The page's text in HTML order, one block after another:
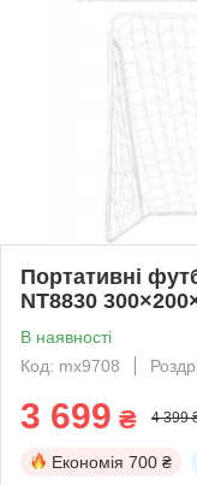
Портативні
NT8830
В наявності
Код: mx9708
3 699 ₴ 4 399
Економія 700 ₴